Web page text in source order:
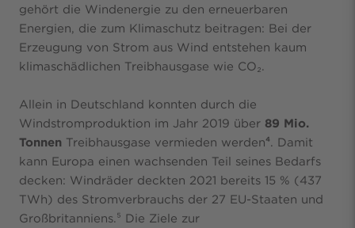
gehört die Windenergie zu den erneuerbaren
Energien, die zum Klimaschutz beitragen: Bei der
Erzeugung von Strom aus Wind entstehen kaum
klimaschädlichen Treibhausgase wie CO₂.
Allein in Deutschland konnten durch die
Windstromproduktion im Jahr 2019 über 89 Mio.
Tonnen Treibhausgase vermieden werden⁴. Damit
kann Europa einen wachsenden Teil seines Bedarfs
decken: Windräder deckten 2021 bereits 15 % (437
TWh) des Stromverbrauchs der 27 EU-Staaten und
Großbritanniens.⁵ Die Ziele zur